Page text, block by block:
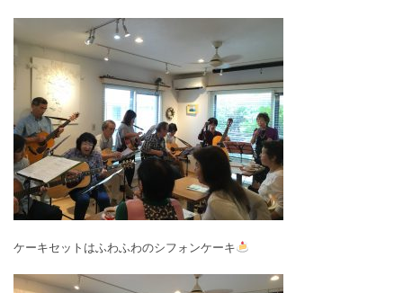
ケーキセットはふわふわのシフォンケーキ